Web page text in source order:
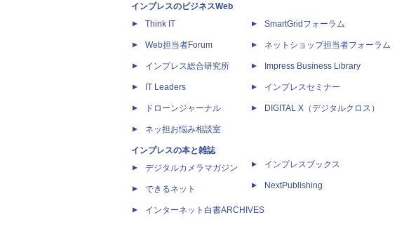
インプレスのビジネスWeb
Think IT
Web担当者Forum
インプレス総合研究所
IT Leaders
ドローンジャーナル
ネッ担お悩み相談室
インプレスの本と雑誌
デジタルカメラマガジン
できるネット
インターネット白書ARCHIVES
SmartGridフォーラム
ネットショップ担当者フォーラム
Impress Business Library
インプレスセミナー
DIGITAL X（デジタルクロス）
インプレスブックス
NextPublishing